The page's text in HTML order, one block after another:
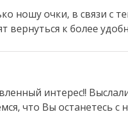
ношу очки, в связи с
вернуться к более
интерес!!
что Вы останетесь с